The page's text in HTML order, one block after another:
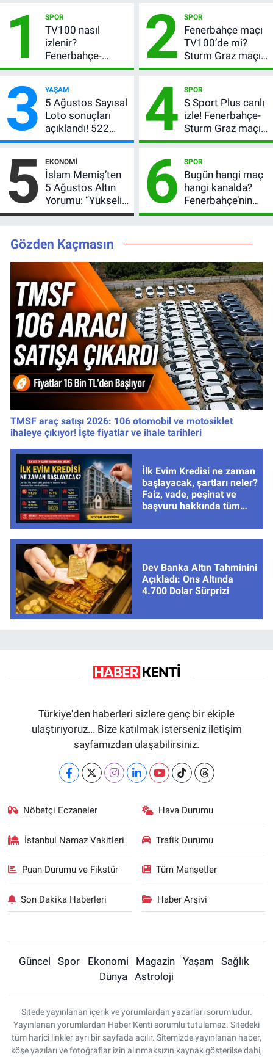
1 SPOR
TV100 nasıl
izlenir?
Fenerbahçe-
Sturm Graz maçı
bilgileri
2 SPOR
Fenerbahçe maçı
TV100’de mi?
Sturm Graz maçı
hangi kanalda,
3 YAŞAM
5 Ağustos Sayısal
Loto sonuçları
açıklandı! 522
milyon TL devretti
4 SPOR
S Sport Plus canlı
izle! Fenerbahçe-
Sturm Graz maçı
nasıl izlenir?
5 EKONOMI
İslam Memiş’ten
5 Ağustos Altın
Yorumu: “Yükseliş
Beklentim Devam
Kritik Uyarıyı Yaptı
6 SPOR
Bugün hangi maç
hangi kanalda?
Fenerbahçe’nin
Avrupa sınavı
Gözden Kaçmasın
TMSF araç satışı 2026: 106 otomobil ve motosiklet
ihaleye çıkıyor! İşte fiyatlar ve ihale tarihleri
İlk Evim Kredisi ne zaman
başlayacak, şartları neler?
Faiz, vade, peşinat ve
başvuru hakkında tüm
Dev Banka Altın Tahminini
Açıkladı: Ons Altında
4.700 Dolar Sürprizi
Türkiye'den haberleri sizlere genç bir ekiple
ulaştırıyoruz... Bize katılmak isterseniz iletişim
sayfamızdan ulaşabilirsiniz.
Nöbetçi Eczaneler Hava Durumu
İstanbul Namaz Vakitleri Trafik Durumu
Puan Durumu ve Fikstür Tüm Manşetler
Son Dakika Haberleri Haber Arşivi
Güncel Spor Ekonomi Magazin Yaşam
Sağlık
Dünya
Astroloji
Sitede yayınlanan içerik ve yorumlardan yazarları sorumludur.
Yayınlanan yorumlardan Haber Kenti sorumlu tutulamaz. Sitedeki
tüm harici linkler ayrı bir sayfada açılır. Sitemizde yayınlanan haber,
köşe yazıları ve fotoğraflar izin alınmaksızın kaynak gösterilse dahi,